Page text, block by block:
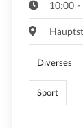
10:00 -
Diverses
Sport